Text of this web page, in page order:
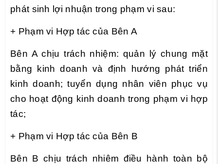
phát sinh lợi nhuận trong phạm vi sau:
+ Phạm vi Hợp tác của Bên A
Bên A chịu trách nhiệm: quản lý chung mặt
bằng kinh doanh và định hướng phát triển
kinh doanh; tuyển dụng nhân viên phục vụ
cho hoạt động kinh doanh trong phạm vi hợp
tác;
+ Phạm vi Hợp tác của Bên B
Bên B chịu trách nhiêm điều hành toàn bộ